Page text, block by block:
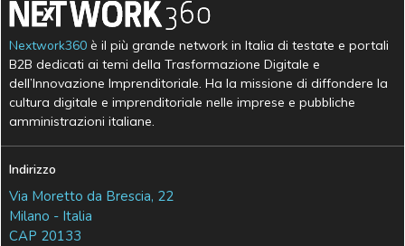
Nextwork360 è il più grande network in Italia di testate e portali
B2B dedicati ai temi della Trasformazione Digitale e
dell’Innovazione Imprenditoriale. Ha la missione di diffondere la
cultura digitale e imprenditoriale nelle imprese e pubbliche
amministrazioni italiane.
Indirizzo
Via Moretto da Brescia, 22
Milano - Italia
CAP 20133